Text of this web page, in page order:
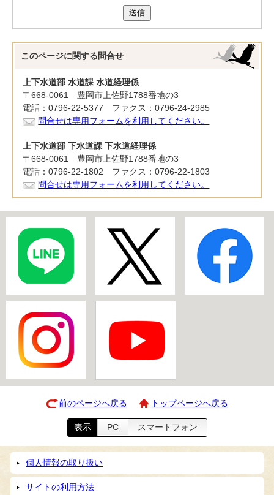
送信
このページに関する 問合せ
上下水道部 水道課 水道経理係
〒668-0061 豊岡市上佐野1788番地の3
電話：0796-22-5377 ファクス：0796-24-2985
問合せは専用フォームを利用してください。
上下水道部 下水道課 下水道経理係
〒668-0061 豊岡市上佐野1788番地の3
電話：0796-22-1802 ファクス：0796-22-1803
問合せは専用フォームを利用してください。
前のページへ戻る トップページへ戻る
表示 PC スマートフォン
個人情報の取り扱い
サイトの利用方法